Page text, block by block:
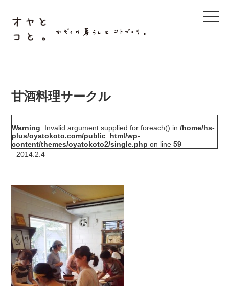
甘酒料理サークル
Warning: Invalid argument supplied for foreach() in/home/hs-
plus/oyatokoto.com/public_html/wp-
content/themes/oyatokoto2/single.php on line59
2014.2.4
t
o
i
n